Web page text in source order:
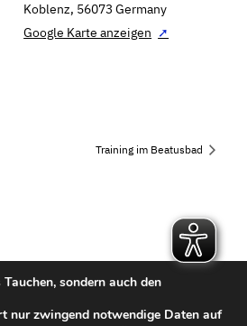
Koblenz, 56073 Germany
Google Karte anzeigen
Training im Beatusbad
sondern auch den
nur zwingend notwendige Daten auf